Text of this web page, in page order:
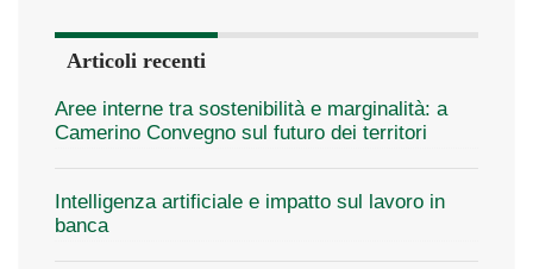
Articoli recenti
Aree interne tra sostenibilità e marginalità: a
Camerino Convegno sul futuro dei territori
Intelligenza artificiale e impatto sul lavoro in
banca